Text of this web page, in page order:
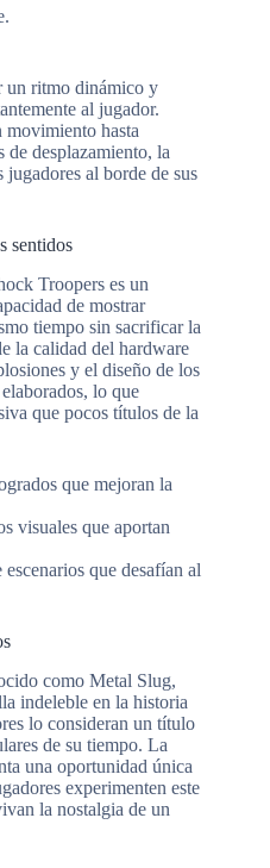
un ritmo dinámico y
al jugador.
movimiento hasta
de desplazamiento, la
al borde de sus
sentidos
Troopers es un
de mostrar
tiempo sin sacrificar la
la calidad del hardware
y el diseño de los
lo que
que pocos títulos de la
que mejoran la
visuales que aportan
que desafían al
como Metal Slug,
indeleble en la historia
lo consideran un título
de su tiempo. La
una oportunidad única
experimenten este
la nostalgia de un